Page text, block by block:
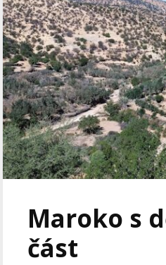
Maroko s
část